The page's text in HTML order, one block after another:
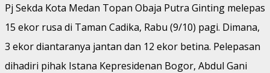
Pj Sekda Kota Medan Topan Obaja Putra Ginting melepas
15 ekor rusa di Taman Cadika, Rabu (9/10) pagi. Dimana,
3 ekor diantaranya jantan dan 12 ekor betina. Pelepasan
dihadiri pihak Istana Kepresidenan Bogor, Abdul Gani